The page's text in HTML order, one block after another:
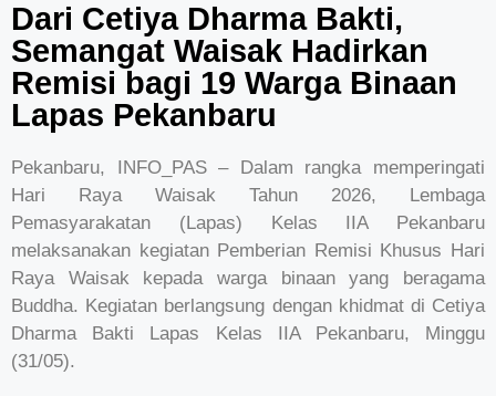
Dari Cetiya Dharma Bakti,
Semangat Waisak Hadirkan
Remisi bagi 19 Warga Binaan
Lapas Pekanbaru
Pekanbaru, INFO_PAS – Dalam rangka memperingati
Hari Raya Waisak Tahun 2026, Lembaga
Pemasyarakatan (Lapas) Kelas IIA Pekanbaru
melaksanakan kegiatan Pemberian Remisi Khusus Hari
Raya Waisak kepada warga binaan yang beragama
Buddha. Kegiatan berlangsung dengan khidmat di Cetiya
Dharma Bakti Lapas Kelas IIA Pekanbaru, Minggu
(31/05).